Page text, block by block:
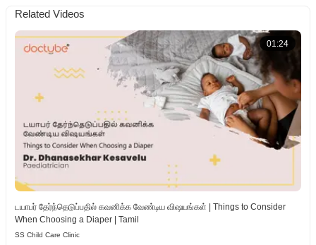
Related Videos
01:24
டயாபர் தேர்ந்தெடுப்பதில் கவனிக்க வேண்டிய விஷயங்கள் | Things to Consider
When Choosing a Diaper | Tamil
SS Child Care Clinic